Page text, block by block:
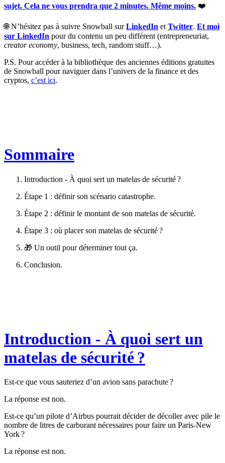
sujet. Cela ne vous prendra que 2 minutes. Même moins. ❤️
🌐 N’hésitez pas à suivre Snowball surLinkedIn et Twitter. Et moi
sur LinkedIn pour du contenu un peu différent (entrepreneuriat,
creator economy, business, tech, random stuff…).
P.S. Pour accéder à la bibliothèque des anciennes éditions gratuites
de Snowball pour naviguer dans l’univers de la finance et des
cryptos, c’est ici.
Sommaire
Introduction - À quoi sert un matelas de sécurité ?
Étape 1 : définir son scénario catastrophe.
Étape 2 : définir le montant de son matelas de sécurité.
Étape 3 : où placer son matelas de sécurité ?
🎁 Un outil pour déterminer tout ça.
Conclusion.
Introduction - À quoi sert un
matelas de sécurité ?
Est-ce que vous sauteriez d’un avion sans parachute ?
La réponse est non.
Est-ce qu’un pilote d’Airbus pourrait décider de décoller avec pile le
nombre de litres de carburant nécessaires pour faire un Paris-New
York ?
La réponse est non.